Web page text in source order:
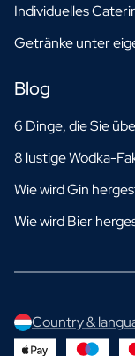
Individuelles
Getränke unter
Blog
6 Dinge, die Sie
8 lustige Wodka-
Wie wird Gin
Wie wird Bier
Country &